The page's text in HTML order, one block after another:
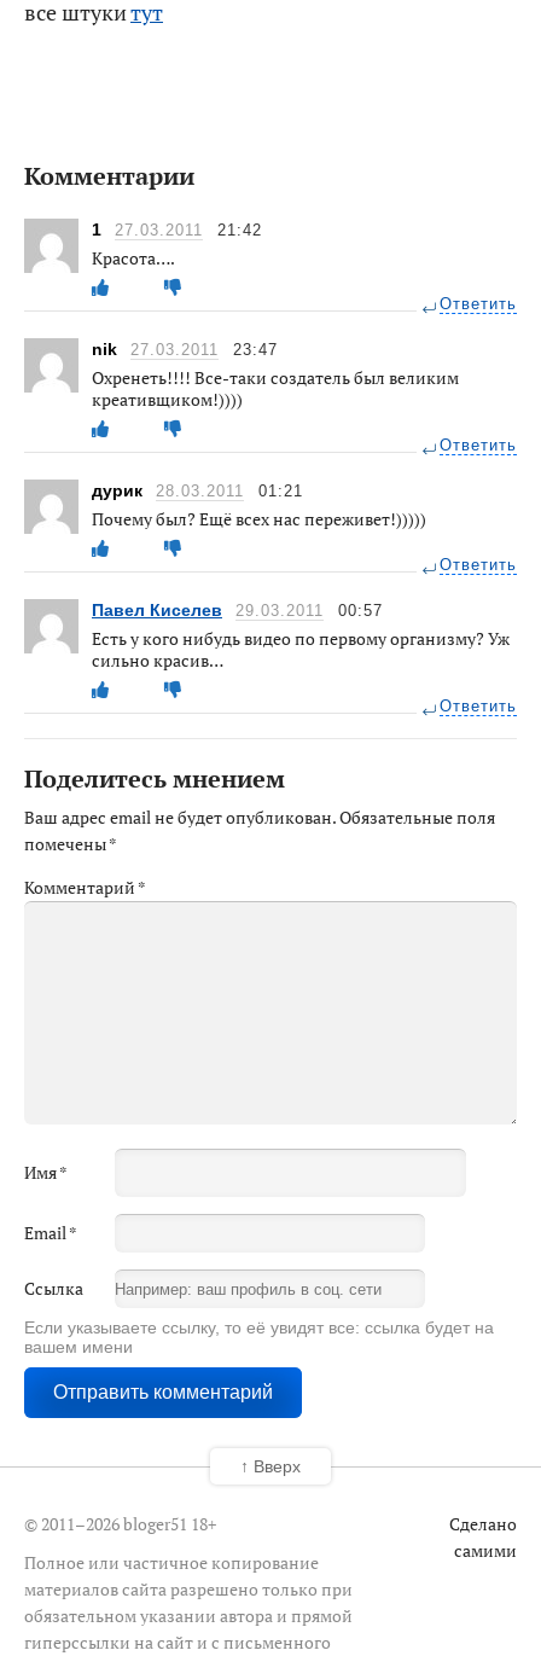
все штукитут
Комментарии
1 27.03.2011 21:42
Красота….
Ответить
nik 27.03.2011 23:47
Охренеть!!!! Все-таки создатель был великим
креативщиком!))))
Ответить
дурик 28.03.2011 01:21
Почему был? Ещё всех нас переживет!)))))
Ответить
Павел Киселев 29.03.2011 00:57
Есть у кого нибудь видео по первому организму? Уж
сильно красив…
Ответить
Поделитесь мнением
Ваш адрес email не будет опубликован.Обязательные поля
помечены*
Комментарий *
Имя*
Email*
Ссылка
Если указываете ссылку, то её увидят все: ссылка будет на
вашем имени
© 2011–2026 bloger51 18+
Полное или частичное копирование
материалов сайта разрешено только при
обязательном указании автора и прямой
гиперссылки на сайт и с письменного
Сделано
самими
↑ Вверх